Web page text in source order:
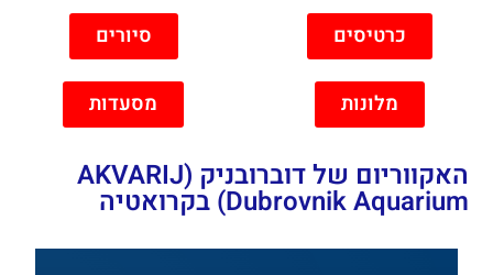
כרטיסים סיורים
מלונות מסעדות
האקווריום של דוברובניק (AKVARIJ
Dubrovnik Aquarium) בקרואטיה